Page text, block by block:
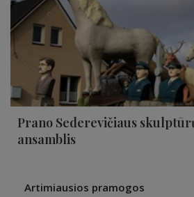
Prano Sederevičiaus
ansamblis
Artimiausios pramogos